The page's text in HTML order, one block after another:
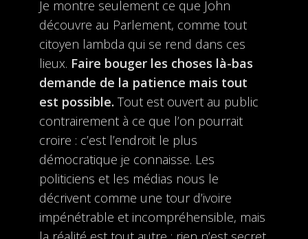
Je montre seulement ce que John
découvre au Parlement, comme tout
citoyen lambda qui se rend dans ces
lieux. Faire bouger les choses là-bas
demande de la patience mais tout
est possible. Tout est ouvert au public
contrairement à ce que l’on pourrait
croire : c’est l’endroit le plus
démocratique je connaisse. Les
politiciens et les médias nous le
décrivent comme une tour d’ivoire
impénétrable et incompréhensible, mais